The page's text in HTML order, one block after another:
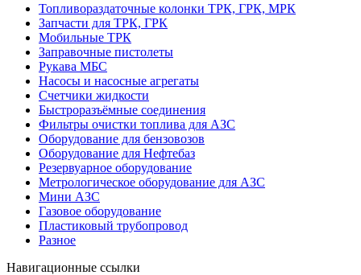
Топливораздаточные колонки ТРК, ГРК, МРК
Запчасти для ТРК, ГРК
Мобильные ТРК
Заправочные пистолеты
Рукава МБС
Насосы и насосные агрегаты
Счетчики жидкости
Быстроразъёмные соединения
Фильтры очистки топлива для АЗС
Оборудование для бензовозов
Оборудование для Нефтебаз
Резервуарное оборудование
Метрологическое оборудование для АЗС
Мини АЗС
Газовое оборудование
Пластиковый трубопровод
Разное
Навигационные ссылки